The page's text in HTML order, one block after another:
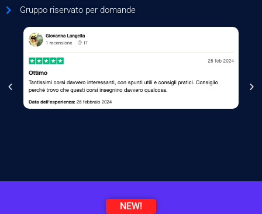
Gruppo riservato per domande
NEW!